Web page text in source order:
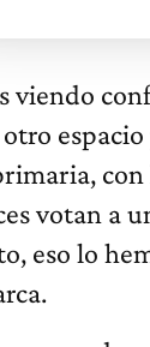
viendo
con
votan a
eso lo